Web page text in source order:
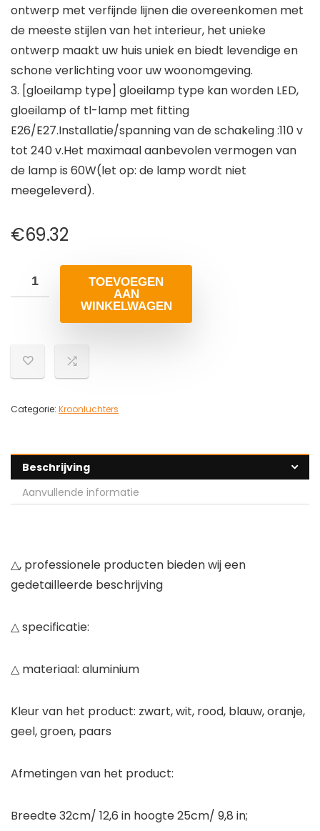
ontwerp met verfijnde lijnen die overeenkomen met
de meeste stijlen van het interieur, het unieke
ontwerp maakt uw huis uniek en biedt levendige en
schone verlichting voor uw woonomgeving.
3. [gloeilamp type] gloeilamp type kan worden LED,
gloeilamp of tl-lamp met fitting
E26/E27.Installatie/spanning van de schakeling :110 v
tot 240 v.Het maximaal aanbevolen vermogen van
de lamp is 60W(let op: de lamp wordt niet
meegeleverd).
€69.32
TOEVOEGEN
AAN
WINKELWAGEN
Categorie: Kroonluchters
Beschrijving
Aanvullende informatie
△, professionele producten bieden wij een
gedetailleerde beschrijving
△ specificatie:
△ materiaal: aluminium
Kleur van het product: zwart, wit, rood, blauw, oranje,
geel, groen, paars
Afmetingen van het product:
Breedte 32cm/ 12,6 in hoogte 25cm/ 9,8 in;